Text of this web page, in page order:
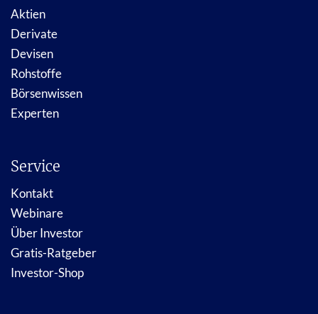
Aktien
Derivate
Devisen
Rohstoffe
Börsenwissen
Experten
Service
Kontakt
Webinare
Über Investor
Gratis-Ratgeber
Investor-Shop